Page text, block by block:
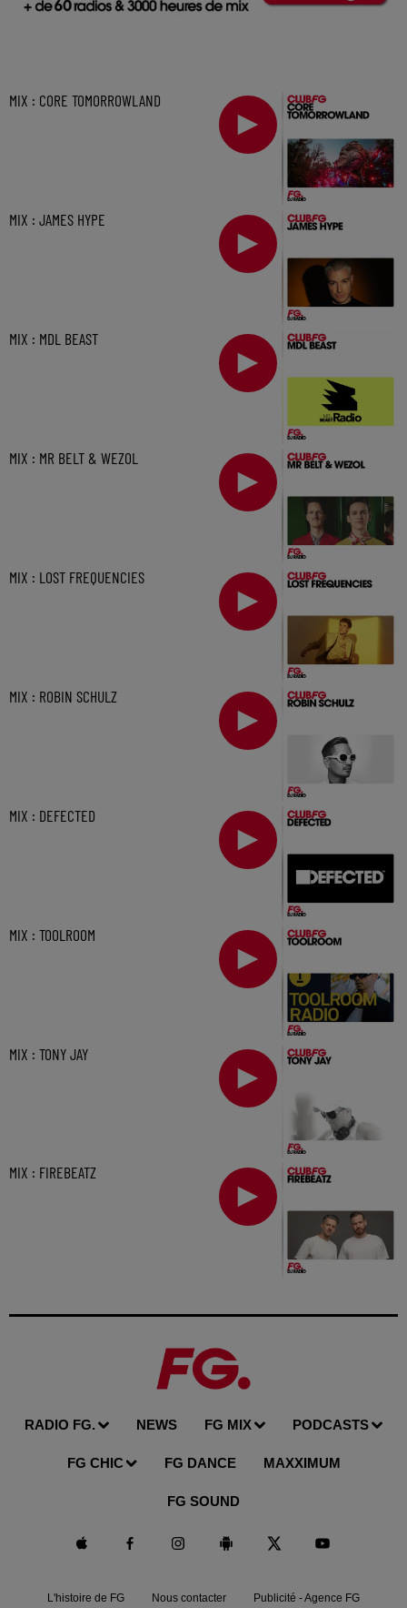
MIX : CORE TOMORROWLAND
MIX : JAMES HYPE
MIX : MDL BEAST
MIX : MR BELT & WEZOL
MIX : LOST FREQUENCIES
MIX : ROBIN SCHULZ
MIX : DEFECTED
MIX : TOOLROOM
MIX : TONY JAY
MIX : FIREBEATZ
RADIO FG. NEWS FG MIX PODCASTS
FG CHIC FG DANCE MAXXIMUM
FG SOUND
L'histoire de FG Nous contacter Publicité - Agence FG